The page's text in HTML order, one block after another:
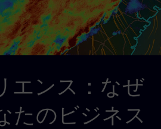
エンス：なぜ
たのビジネス